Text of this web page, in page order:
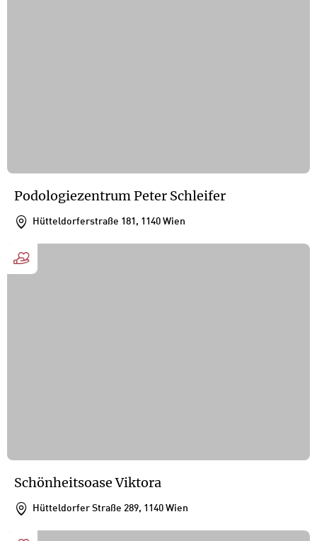
Podologiezentrum Peter Schleifer
Hütteldorferstraße 181, 1140 Wien
Schönheitsoase Viktora
Hütteldorfer Straße 289, 1140 Wien